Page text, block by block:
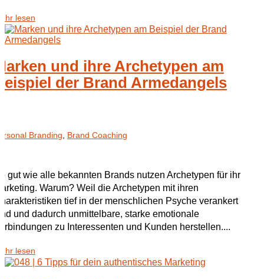
lesen
und ihre Archetypen am
der Brand Armedangels
Branding Brand Coaching
gut wie alle bekannten Brands nutzen Archetypen für ihr
Warum? Weil die Archetypen mit ihren
tief in der menschlichen Psyche verankert
und dadurch unmittelbare, starke emotionale
zu Interessenten und Kunden herstellen....
lesen